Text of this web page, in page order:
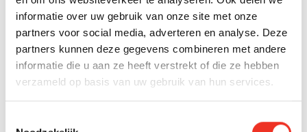
informatie over uw gebruik van onze site met onze
partners voor social media, adverteren en analyse. Deze
partners kunnen deze gegevens combineren met andere
informatie die u aan ze heeft verstrekt of die ze hebben
verzameld op basis van uw gebruik van hun services.
betere biedingen en een hogere verkoopprijs.
Bovendien fungeren de verschillende kanalen als back-
up voor elkaar, mocht één kanaal tijdelijk minder
effectief zijn.
HOE METEN MAKELAARS DE EFFECTIVITEIT VAN
VERSCHILLENDE VERKOOPKANALEN?